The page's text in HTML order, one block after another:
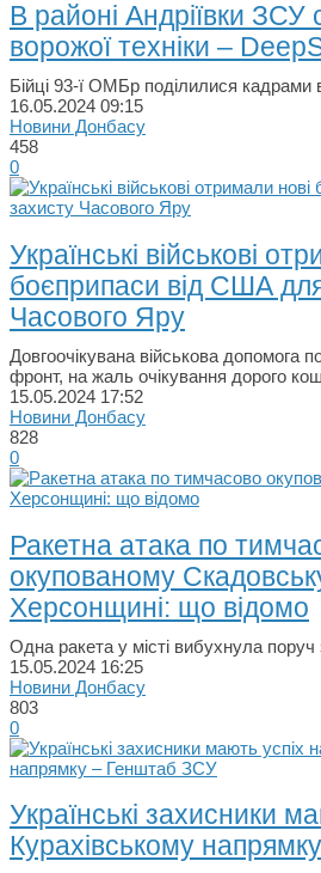
В районі Андріївки
ворожої техніки –
Бійці 93-ї ОМБр поділилися кадрами
16.05.2024 09:15
Новини Донбасу
458
0
Українські військові
боєприпаси від США
Часового Яру
Довгоочікувана військова допомога
фронт, на жаль очікування дорого
15.05.2024 17:52
Новини Донбасу
828
0
Ракетна атака по
окупованому
Херсонщині: що відомо
Одна ракета у місті вибухнула
15.05.2024 16:25
Новини Донбасу
803
0
Українські захисники
Курахівському